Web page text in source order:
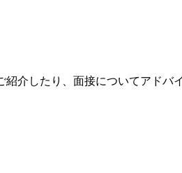
介したり、面接についてアドバ